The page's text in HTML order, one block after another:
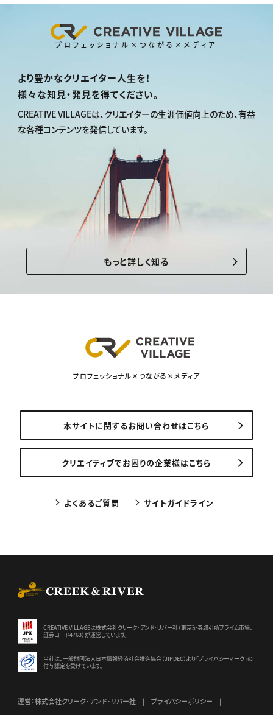
プロフェッショナル×つながる×メディア
より豊かなクリエイター人生を！
様々な知見・発見を得てください。
CREATIVE VILLAGEは、クリエイターの生涯価値向上のため、有益
な各種コンテンツを発信しています。
もっと詳しく知る
プロフェッショナル×つながる×メディア
本サイトに関するお問い合わせはこちら
クリエイティブでお困りの企業様はこちら
よくあるご質問 サイトガイドライン
CREATIVE VILLAGEは株式会社クリーク･アンド･リバー社（東京証券取引所プライム市場、
証券コード4763）が運営しています。
当社は、一般財団法人日本情報経済社会推進協会（JIPDEC）より 「プライバシーマーク」の
付与認定を受けています。
運営：株式会社クリーク･アンド･リバー社
プライバシーポリシー